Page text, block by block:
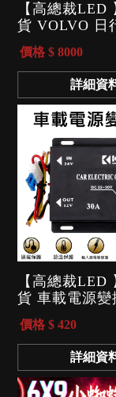
【高總裁LED
貨 VOLVO 日
光 六期 專用
向燈
價格 $ 8000
詳細資
【高總裁LED
貨 車載電源變
24V轉12V 大
30A 電源轉換
轉換器
價格 $ 420
詳細資